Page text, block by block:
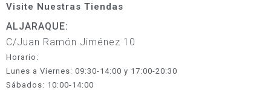
Visite Nuestras Tiendas
ALJARAQUE:
C/Juan Ramón Jiménez 10
Horario:
Lunes a Viernes: 09:30-14:00 y 17:00-20:30
Sábados: 10:00-14:00